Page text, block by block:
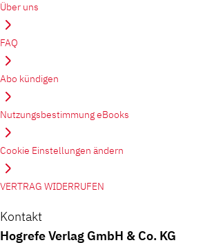
Über uns
FAQ
Abo kündigen
Nutzungsbestimmung eBooks
Cookie Einstellungen ändern
VERTRAG WIDERRUFEN
Kontakt
Hogrefe Verlag GmbH & Co. KG